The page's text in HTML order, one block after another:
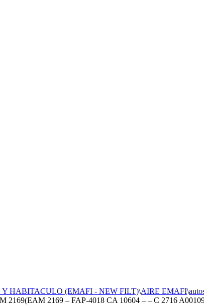
HABITACULO (EMAFI - NEW FILT)\AIRE EMAFI\
2169 – FAP-4018 CA 10604 – – C 2716